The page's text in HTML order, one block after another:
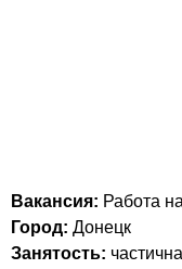
Вакансия: Работа
Город: Донецк
Занятость: